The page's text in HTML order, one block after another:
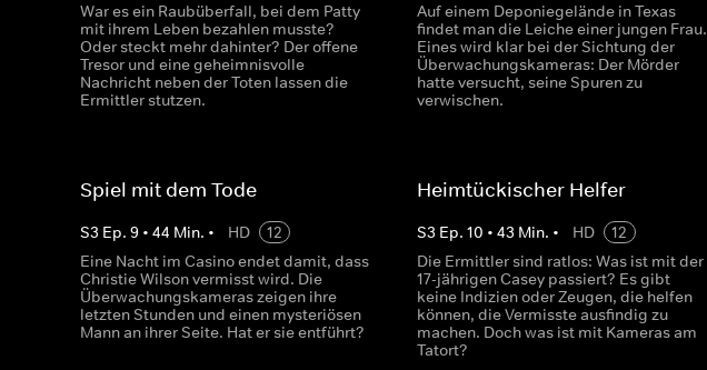
War es ein Raubüberfall, bei dem Patty
mit ihrem Leben bezahlen musste?
Oder steckt mehr dahinter? Der offene
Tresor und eine geheimnisvolle
Nachricht neben der Toten lassen die
Ermittler stutzen.
Auf einem Deponiegelände in Texas
findet man die Leiche einer jungen Frau.
Eines wird klar bei der Sichtung der
Überwachungskameras: Der Mörder
hatte versucht, seine Spuren zu
verwischen.
Spiel mit dem Tode
S3 Ep. 9 • 44 Min. • HD
12
Eine Nacht im Casino endet damit, dass
Christie Wilson vermisst wird. Die
Überwachungskameras zeigen ihre
letzten Stunden und einen mysteriösen
Mann an ihrer Seite. Hat er sie entführt?
Heimtückischer Helfer
S3 Ep.10 •43 Min. • HD
12
Die Ermittler sind ratlos: Was ist mit der
17-jährigen Casey passiert? Es gibt
keine Indizien oder Zeugen, die helfen
können, die Vermisste ausfindig zu
machen. Doch was ist mit Kameras am
Tatort?